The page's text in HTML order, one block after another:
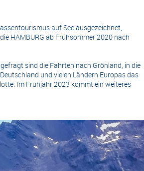
auf See ausgezeichnet,
HAMBURG ab Frühsommer 2020 nach
sind die Fahrten nach Grönland, in die
und vielen Ländern Europas das
Im Frühjahr 2023 kommt ein weiteres